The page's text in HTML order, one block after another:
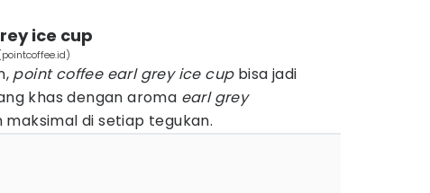
ice cup
point coffee earl grey ice cupbisa jadi
khas dengan aroma earl grey
di setiap tegukan.